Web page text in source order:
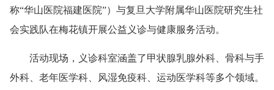
称“华山医院福建医院”）与复旦大学附属华山医院研究生社
会实践队在梅花镇开展公益义诊与健康服务活动。
活动现场，义诊科室涵盖了甲状腺乳腺外科、骨科与手
外科、老年医学科、风湿免疫科、运动医学科等多个领域。